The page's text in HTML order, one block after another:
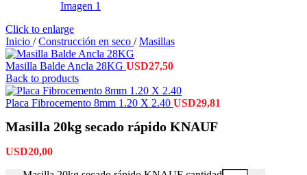
Click to enlarge
Inicio / Construcción en seco / Masillas
Masilla Balde Ancla 28KG USD27,50
Back to products
Placa Fibrocemento 8mm 1.20 X 2.40 USD29,81
Masilla 20kg secado rápido KNAUF
USD20,00